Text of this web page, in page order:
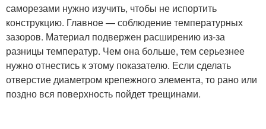
поликарбоната
Поликарбонат на
деревянный каркас
саморезами нужно изучить, чтобы не испортить
конструкцию. Главное — соблюдение температурных
зазоров. Материал подвержен расширению из-за
разницы температур. Чем она больше, тем серьезнее
нужно отнестись к этому показателю. Если сделать
отверстие диаметром крепежного элемента, то рано или
поздно вся поверхность пойдет трещинами.